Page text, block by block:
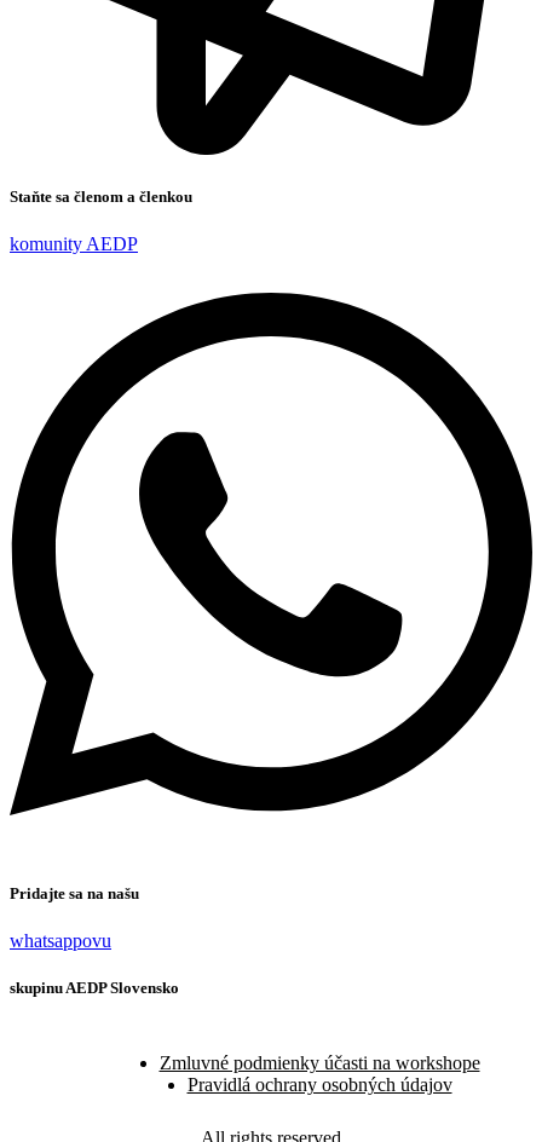
Staňte sa členom a členkou
komunity AEDP
Pridajte sa na našu
whatsappovu
skupinu AEDP Slovensko
Zmluvné podmienky účasti na workshope
Pravidlá ochrany osobných údajov